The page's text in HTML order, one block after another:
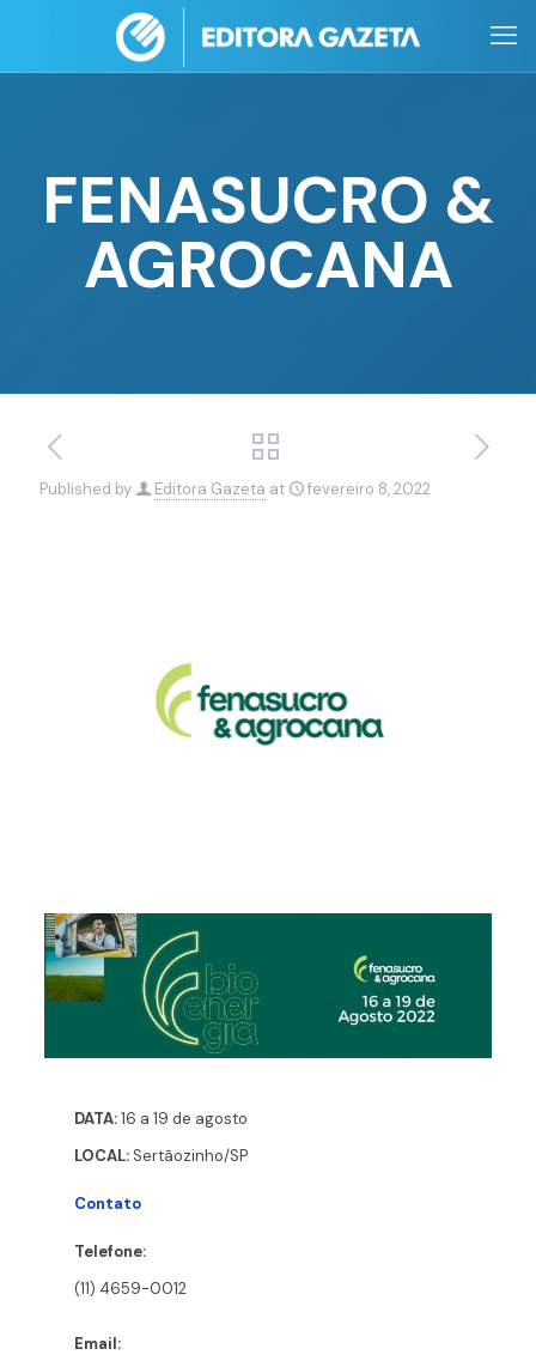
FENASUCRO &
AGROCANA
Published by Editora Gazeta at fevereiro 8, 2022
DATA:16 a 19 de agosto
LOCAL: Sertãozinho/SP
Contato
Telefone:
(11) 4659-0012
Email: